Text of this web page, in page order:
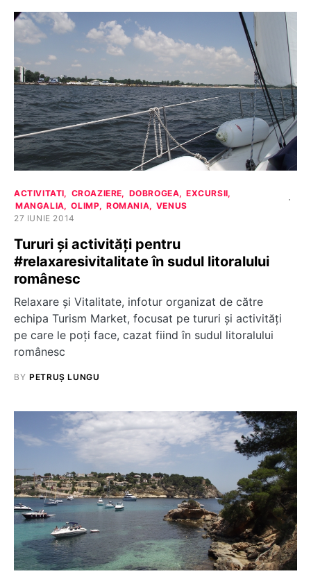
ACTIVITATI CROAZIERE DOBROGEA
EXCURSII
MANGALIA
OLIMP ROMANIA
VENUS
27 IUNIE 2014
Tururi şi activităţi pentru
#relaxaresivitalitate în sudul litoralului
românesc
Relaxare şi Vitalitate, infotur organizat de către
echipa Turism Market, focusat pe tururi şi activităţi
pe care le poţi face, cazat fiind în sudul litoralului
românesc
BY PETRUȘ LUNGU